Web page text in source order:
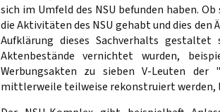
sich im Umfeld des NSU befunden haben.
die Aktivitäten des NSU gehabt und dies
Aufklärung dieses Sachverhalts gestaltet
Aktenbestände vernichtet wurden,
Werbungsakten zu sieben V-Leuten der
mittlerweile teilweise rekonstruiert werden,